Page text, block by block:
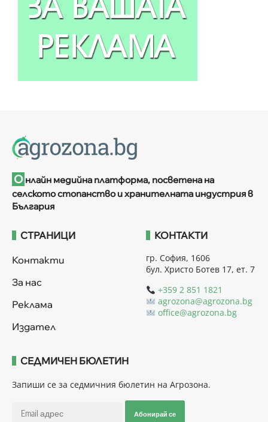
О нлайн медийна платформа, посветена на
селското стопанство и хранителната индустрия в
България
СТРАНИЦИ
Контакти
За нас
Реклама
Издател
КОНТАКТИ
гр. София, 1606
бул. Христо Ботев 17, ет. 7
+359 2 851 1821
agrozona@agrozona.bg
office@agrozona.bg
СЕДМИЧЕН БЮЛЕТИН
Запиши се за седмичния бюлетин на Агрозона.
Абонирай се